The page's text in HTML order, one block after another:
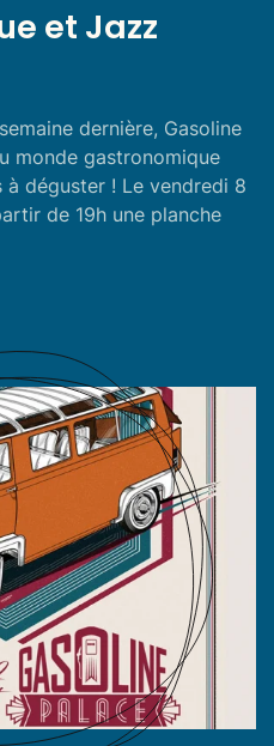
et Jazz
dernière, Gasoline
monde gastronomique
déguster ! Le vendredi 8
de 19h une planche